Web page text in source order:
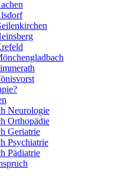
Neurologie
Orthopädie
Geriatrie
Psychiatrie
Pädiatrie